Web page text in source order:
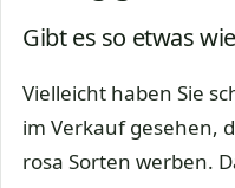
Gibt es so etwas
Vielleicht haben Sie
im Verkauf gesehen,
rosa Sorten werben.